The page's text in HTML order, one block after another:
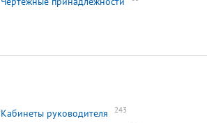
Кабинеты руководителя 243